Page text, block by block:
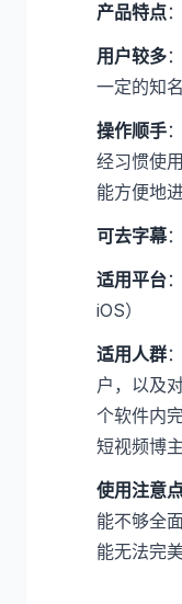
产品特点：
用户较多
一定的知名
操作顺手
经习惯使
能方便地
可去字幕
适用平台
iOS）
适用人群
户，以及
个软件内
短视频博主
使用注意
能不够全
能无法完